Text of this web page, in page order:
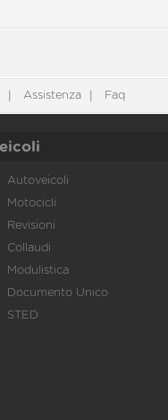
Assistenza Faq
Autoveicoli
Motocicli
Revisioni
Collaudi
Modulistica
Documento Unico
STED